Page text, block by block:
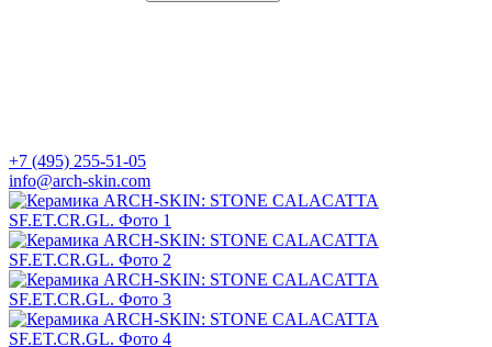
+7 (495) 255-51-05
info@arch-skin.com